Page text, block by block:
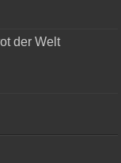
der Welt